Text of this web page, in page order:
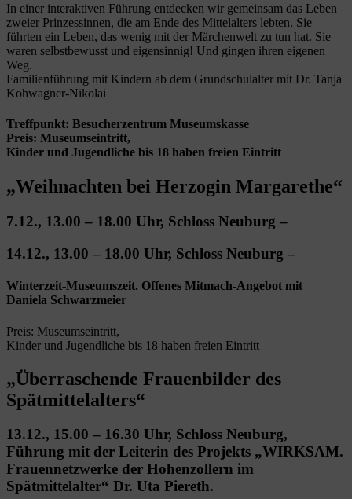
In einer interaktiven Führung entdecken wir gemeinsam das Leben
zweier Prinzessinnen, die am Ende des Mittelalters lebten. Sie
führten ein Leben, das wenig mit der Märchenwelt zu tun hat. Sie
waren selbstbewusst und eigensinnig! Und gingen ihren eigenen
Weg.
Familienführung mit Kindern ab dem Grundschulalter mit Dr. Tanja
Kohwagner-Nikolai
Treffpunkt: Besucherzentrum Museumskasse
Preis: Museumseintritt,
Kinder und Jugendliche bis 18 haben freien Eintritt
„Weihnachten bei Herzogin Margarethe“
7.12., 13.00 – 18.00 Uhr, Schloss Neuburg –
14.12., 13.00 – 18.00 Uhr, Schloss Neuburg –
Winterzeit-Museumszeit. Offenes Mitmach-Angebot mit
Daniela Schwarzmeier
Preis: Museumseintritt,
Kinder und Jugendliche bis 18 haben freien Eintritt
„Überraschende Frauenbilder des
Spätmittelalters“
13.12., 15.00 – 16.30 Uhr, Schloss Neuburg,
Führung mit der Leiterin des Projekts „WIRKSAM.
Frauennetzwerke der Hohenzollern im
Spätmittelalter“ Dr. Uta Piereth.